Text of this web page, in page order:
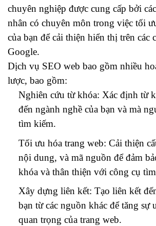
chuyên nghiệp được cung cấp bởi
nhân có chuyên môn trong việc tối
của bạn để cải thiện hiển thị trên các
Google.
Dịch vụ SEO web bao gồm nhiều
lược, bao gồm:
Nghiên cứu từ khóa: Xác định từ
đến ngành nghề của bạn và mà
tìm kiếm.
Tối ưu hóa trang web: Cải thiện
nội dung, và mã nguồn để đảm
khóa và thân thiện với công cụ
Xây dựng liên kết: Tạo liên kết
bạn từ các nguồn khác để tăng sự
quan trọng của trang web.